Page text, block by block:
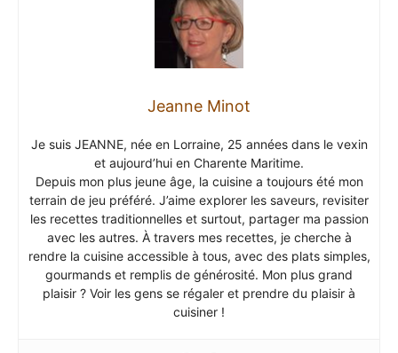
Jeanne Minot
Je suis JEANNE, née en Lorraine, 25 années dans le vexin
et aujourd’hui en Charente Maritime.
Depuis mon plus jeune âge, la cuisine a toujours été mon
terrain de jeu préféré. J’aime explorer les saveurs, revisiter
les recettes traditionnelles et surtout, partager ma passion
avec les autres. À travers mes recettes, je cherche à
rendre la cuisine accessible à tous, avec des plats simples,
gourmands et remplis de générosité. Mon plus grand
plaisir ? Voir les gens se régaler et prendre du plaisir à
cuisiner !